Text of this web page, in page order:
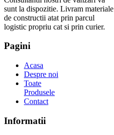
sunt la dispozitie. Livram materiale
de constructii atat prin parcul
logistic propriu cat si prin curier.
Pagini
Acasa
Despre noi
Toate
Produsele
Contact
Informatii